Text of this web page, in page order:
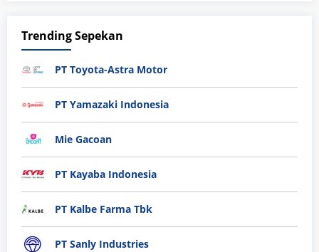
Trending Sepekan
PT Toyota-Astra Motor
PT Yamazaki Indonesia
Mie Gacoan
PT Kayaba Indonesia
PT Kalbe Farma Tbk
PT Sanly Industries